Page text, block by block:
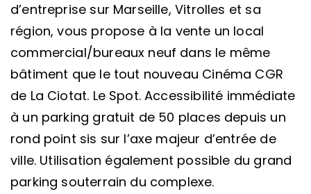
d’entreprise sur Marseille, Vitrolles et sa
région, vous propose à la vente un local
commercial/bureaux neuf dans le même
bâtiment que le tout nouveau Cinéma CGR
de La Ciotat. Le Spot. Accessibilité immédiate
à un parking gratuit de 50 places depuis un
rond point sis sur l’axe majeur d’entrée de
ville. Utilisation également possible du grand
parking souterrain du complexe.